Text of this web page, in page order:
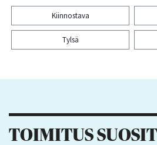
Kiinnostava
Tylsä
TOIMITUS